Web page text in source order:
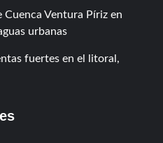
Cuenca Ventura Píriz en
urbanas
fuertes en el litoral,